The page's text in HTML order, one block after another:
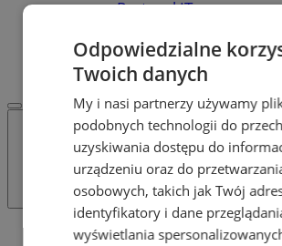
Protocol IT
REKLAMA
WSPÓŁPRACA
Tag: SSP19
Odpowiedzialne
Twoich danych
My i nasi partnerzy używamy
podobnych technologii do
uzyskiwania dostępu do
urządzeniu oraz do
osobowych, takich jak Twój
identyfikatory i dane
wyświetlania